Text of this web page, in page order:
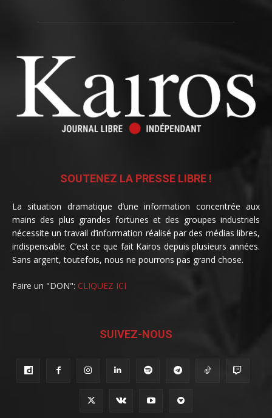
SOUTENEZ LA PRESSE LIBRE !
La situation dramatique d’une information concentrée aux
mains des plus grandes fortunes et des groupes industriels
nécessite un travail d’information réalisé par des médias libres,
indispensable. C’est ce que fait Kairos depuis plusieurs années.
Sans argent, toutefois, nous ne pourrons pas grand chose.
Faire un "DON": CLIQUEZ ICI
SUIVEZ-NOUS